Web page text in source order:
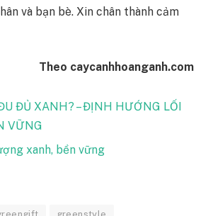
và bạn bè. Xin chân thành cảm
Theo caycanhhoanganh.com
ĐỦ XANH? – ĐỊNH HƯỚNG LỐI
VỮNG
xanh, bền vững